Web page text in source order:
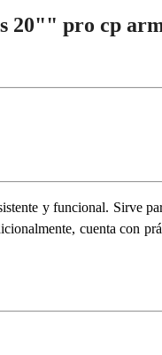
20"" pro cp
y funcional. Sirve
cuenta con